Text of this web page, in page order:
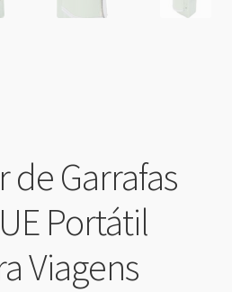
Garrafas
Portátil
Viagens